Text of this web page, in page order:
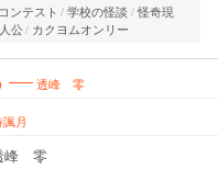
ンテスト 学校の怪談 怪奇現
公 カクヨムオンリー
透峰 零
月
峰 零